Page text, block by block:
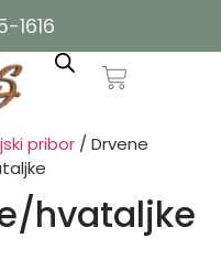
1616
pribor/ Drvene
hvataljke